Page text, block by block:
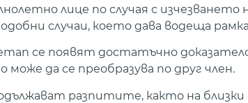
лице по случая с
случаи, което дава водеща
се появят достатъчно
да се преобразува по друг член.
разпитите, както на близки